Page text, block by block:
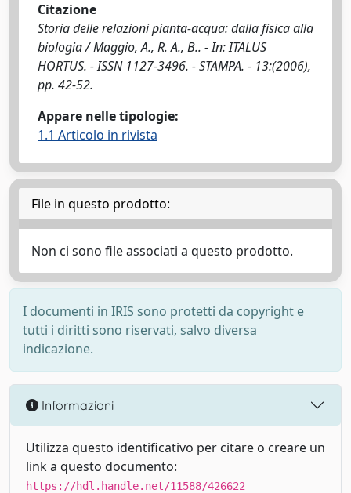
Citazione
Storia delle relazioni pianta-acqua: dalla fisica alla
biologia / Maggio, A., R. A., B.. - In: ITALUS
HORTUS. - ISSN 1127-3496. - STAMPA. - 13:(2006),
pp. 42-52.
Appare nelle tipologie:
1.1 Articolo in rivista
File in questo prodotto:
Non ci sono file associati a questo prodotto.
I documenti in IRIS sono protetti da copyright e
tutti i diritti sono riservati, salvo diversa
indicazione.
Informazioni
Utilizza questo identificativo per citare o creare un
link a questo documento:
https://hdl.handle.net/11588/426622